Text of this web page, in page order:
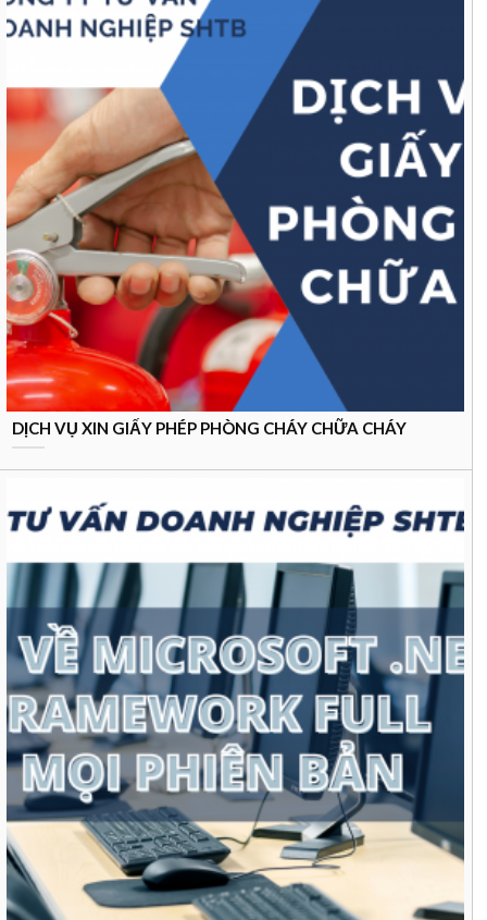
DỊCH VỤ XIN GIẤY PHÉP PHÒNG CHÁY CHỮA CHÁY